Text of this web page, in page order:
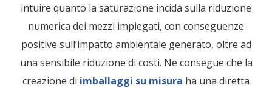
intuire quanto la saturazione incida sulla riduzione
numerica dei mezzi impiegati, con conseguenze
positive sull’impatto ambientale generato, oltre ad
una sensibile riduzione di costi. Ne consegue che la
creazione di imballaggi su misura ha una diretta